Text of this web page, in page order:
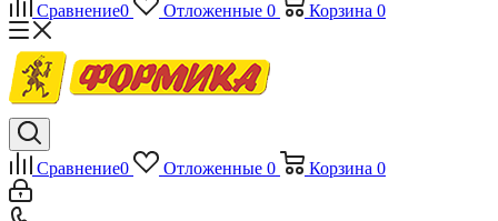
Сравнение0 Отложенные 0 Корзина 0
Сравнение0 Отложенные 0 Корзина 0